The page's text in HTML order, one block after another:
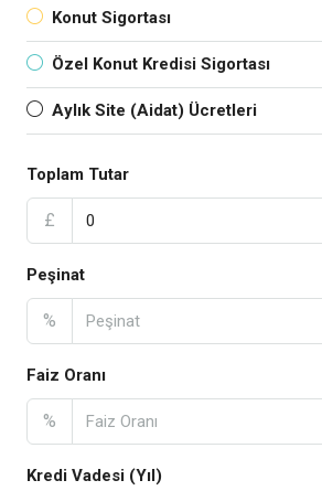
Konut Sigortası
Özel Konut Kredisi Sigortası
Aylık Site (Aidat) Ücretleri
Toplam Tutar
£
Peşinat
%
Faiz Oranı
%
Kredi Vadesi (Yıl)